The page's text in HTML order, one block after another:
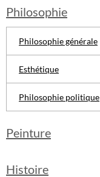
Philosophie
Philosophie générale
Esthétique
Philosophie politique
Peinture
Histoire